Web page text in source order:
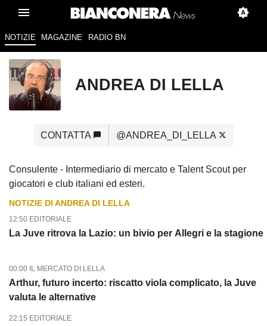
NOTIZIE MAGAZINE RADIO BN
ANDREA DI LELLA
CONTATTA @ANDREA_DI_LELLA
Consulente - Intermediario di mercato e Talent Scout per
giocatori e club italiani ed esteri.
NOTIZIE DI ANDREA DI LELLA
12:50 EDITORIALE
La Juve ritrova la Lazio: un bivio per Allegri e la stagione
00:00 IL MERCATO DI LELLA
Arthur, futuro incerto: riscatto viola complicato, la Juve
valuta le alternative
22:15 EDITORIALE